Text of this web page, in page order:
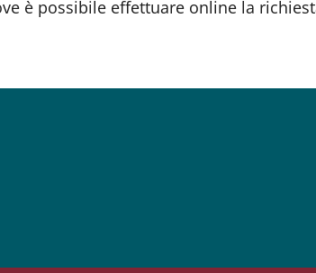
è possibile effettuare online la